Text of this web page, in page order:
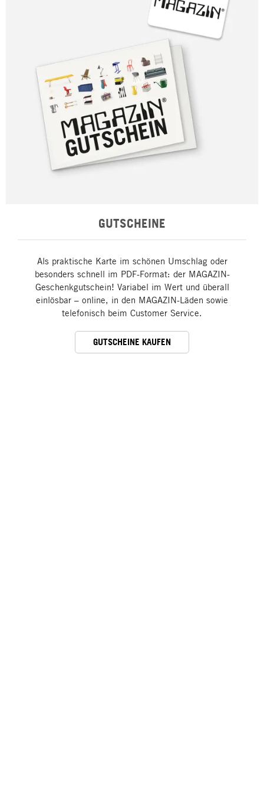
GUTSCHEINE
Als praktische Karte im schönen Umschlag oder
besonders schnell im PDF-Format: der MAGAZIN-
Geschenkgutschein! Variabel im Wert und überall
einlösbar – online, in den MAGAZIN-Läden sowie
telefonisch beim Customer Service.
GUTSCHEINE KAUFEN